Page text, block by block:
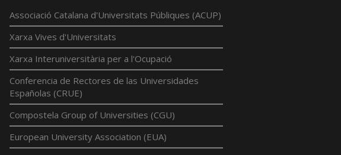
Associació Catalana d'Universitats Públiques (ACUP)
Xarxa Vives d'Universitats
Xarxa Interuniversitària per a l'Ocupació
Conferencia de Rectores de las Universidades
Españolas (CRUE)
Compostela Group of Universities (CGU)
European University Association (EUA)